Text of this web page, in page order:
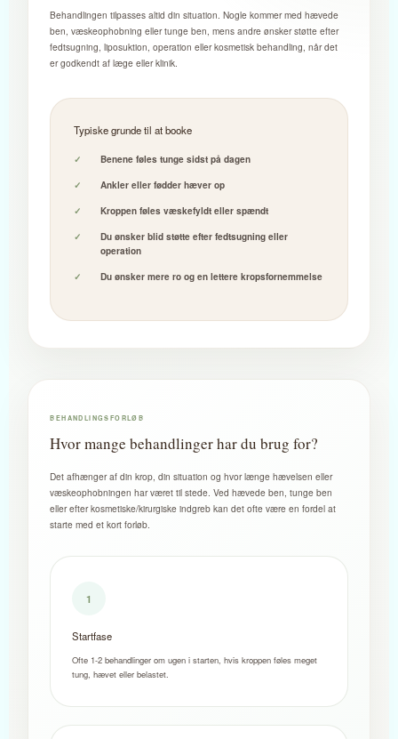
Behandlingen tilpasses altid din situation. Nogle kommer med hævede
ben, væskeophobning eller tunge ben, mens andre ønsker støtte efter
fedtsugning, liposuktion, operation eller kosmetisk behandling, når det
er godkendt af læge eller klinik.
Typiske grunde til at booke
Benene føles tunge sidst på dagen
Ankler eller fødder hæver op
Kroppen føles væskefyldt eller spændt
Du ønsker blid støtte efter fedtsugning eller
operation
Du ønsker mere ro og en lettere kropsfornemmelse
BEHANDLINGSFORLØB
Hvor mange behandlinger har du brug for?
Det afhænger af din krop, din situation og hvor længe hævelsen eller
væskeophobningen har været til stede. Ved hævede ben, tunge ben
eller efter kosmetiske/kirurgiske indgreb kan det ofte være en fordel at
starte med et kort forløb.
1
Startfase
Ofte 1-2 behandlinger om ugen i starten, hvis kroppen føles meget
tung, hævet eller belastet.